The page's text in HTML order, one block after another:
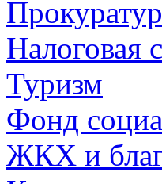
Налоговая
Туризм
Фонд
ЖКХ и